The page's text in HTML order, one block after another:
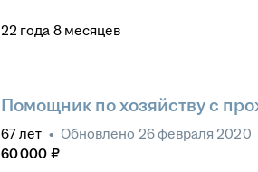
22 года 8 месяцев
Помощник по хозяйству с
67лет • Обновлено 26 февраля 2020
60 000 ₽